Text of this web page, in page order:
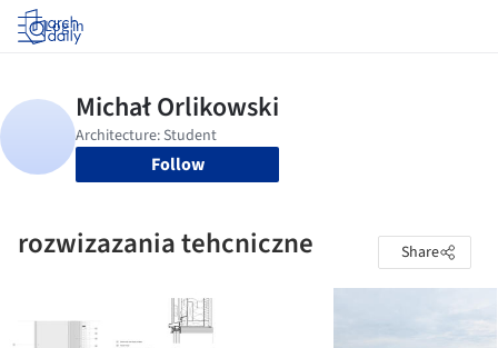
Log in
Follow
rozwizazania tehcniczne Share